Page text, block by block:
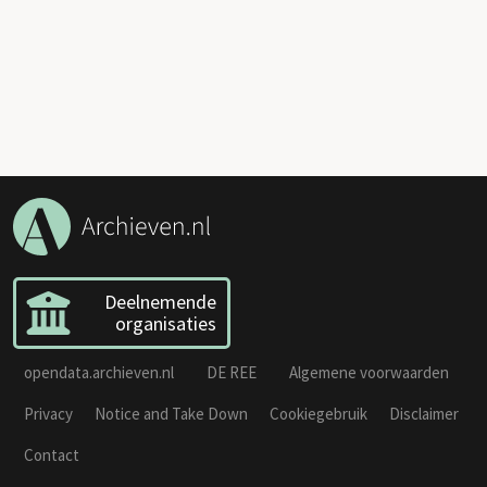
Deelnemende
organisaties
opendata.archieven.nl DE REE
Algemene voorwaarden
Privacy
Notice and Take Down Cookiegebruik
Disclaimer
Contact